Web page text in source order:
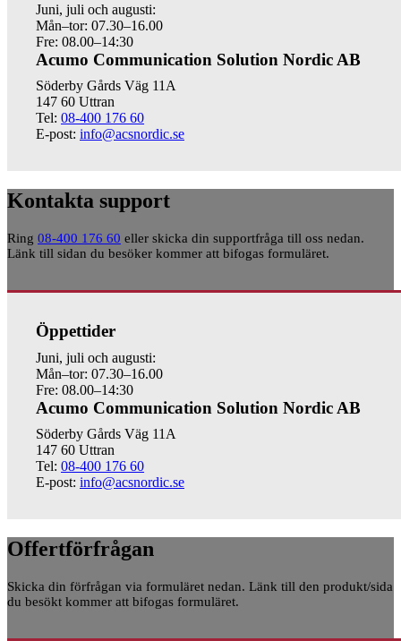
Juni, juli och augusti:
Mån–tor: 07.30–16.00
Fre: 08.00–14:30
Acumo Communication Solution Nordic AB
Söderby Gårds Väg 11A
147 60 Uttran
Tel: 08-400 176 60
E-post: info@acsnordic.se
Kontakta support
Ring 08-400 176 60 eller skicka din supportfråga till oss nedan.
Länk till sidan du besöker kommer att bifogas formuläret.
Öppettider
Juni, juli och augusti:
Mån–tor: 07.30–16.00
Fre: 08.00–14:30
Acumo Communication Solution Nordic AB
Söderby Gårds Väg 11A
147 60 Uttran
Tel: 08-400 176 60
E-post: info@acsnordic.se
Offertförfrågan
Skicka din förfrågan via formuläret nedan. Länk till den produkt/sida
du besökt kommer att bifogas formuläret.